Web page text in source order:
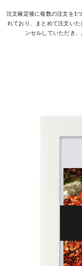
注文確定後に複数の注文を1
れており、まとめて注文い
ンセルしていただき